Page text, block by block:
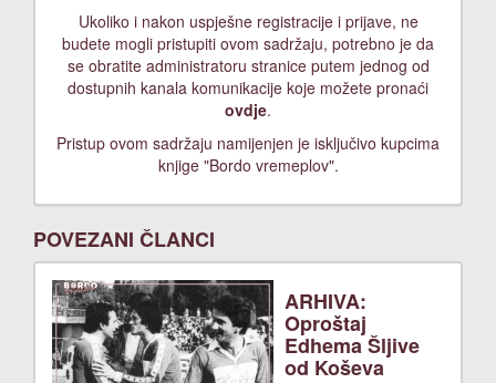
Ukoliko i nakon uspješne registracije i prijave, ne
budete mogli pristupiti ovom sadržaju, potrebno je da
se obratite administratoru stranice putem jednog od
dostupnih kanala komunikacije koje možete pronaći
ovdje.
Pristup ovom sadržaju namijenjen je isključivo kupcima
knjige "Bordo vremeplov".
POVEZANI ČLANCI
ARHIVA:
Oproštaj
Edhema Šljive
od Koševa